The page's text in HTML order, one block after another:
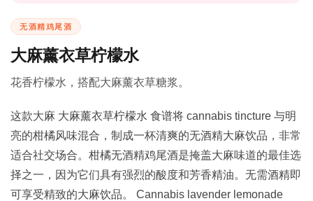
无酒精鸡尾酒
大麻薰衣草柠檬水
花香柠檬水，搭配大麻薰衣草糖浆。
这款大麻 大麻薰衣草柠檬水 食谱将 cannabis tincture 与明
亮的柑橘风味混合，制成一杯清爽的无酒精大麻饮品，非常
适合社交场合。柑橘无酒精鸡尾酒是掩盖大麻味道的最佳选
择之一，因为它们具有强烈的酸度和芳香精油。无需酒精即
可享受精致的大麻饮品。 Cannabis lavender lemonade